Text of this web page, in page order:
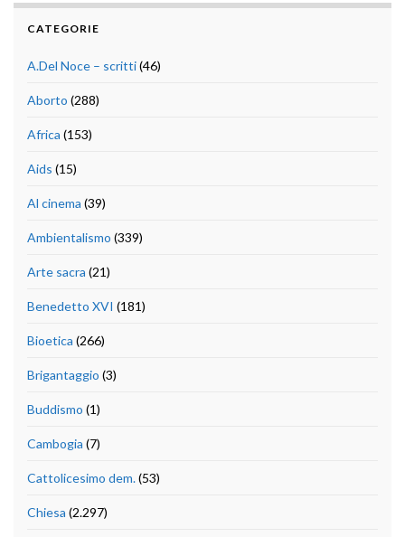
CATEGORIE
A.Del Noce – scritti(46)
Aborto (288)
Africa (153)
Aids (15)
Al cinema (39)
Ambientalismo (339)
Arte sacra (21)
Benedetto XVI (181)
Bioetica (266)
Brigantaggio (3)
Buddismo (1)
Cambogia (7)
Cattolicesimo dem.(53)
Chiesa (2.297)